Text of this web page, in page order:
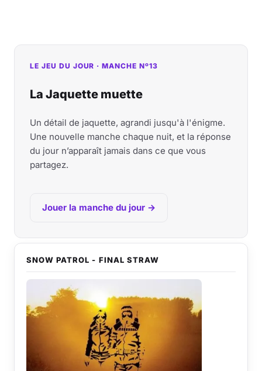
LE JEU DU JOUR · MANCHE Nº13
La Jaquette muette
Un détail de jaquette, agrandi jusqu'à l'énigme.
Une nouvelle manche chaque nuit, et la réponse
du jour n’apparaît jamais dans ce que vous
partagez.
Jouer la manche du jour →
SNOW PATROL - FINAL STRAW